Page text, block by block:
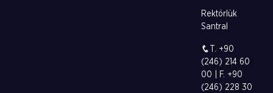
Rektörlük
Santral
T. +90
(246) 214 60
00 | F. +90
(246) 228 30